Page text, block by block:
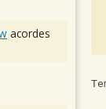
acordes